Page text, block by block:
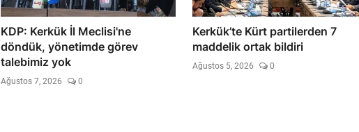
KDP: Kerkük İl Meclisi'ne
döndük, yönetimde görev
talebimiz yok
Ağustos 7, 2026 0
Kerkük’te Kürt partilerden 7
maddelik ortak bildiri
Ağustos 5, 2026 0